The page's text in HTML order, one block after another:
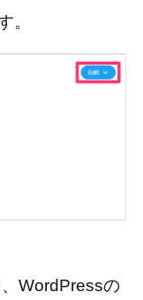
。
、WordPressの